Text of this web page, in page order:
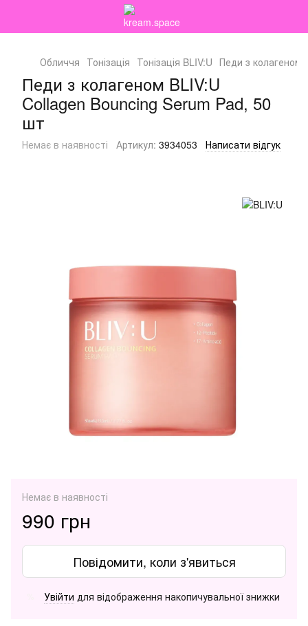
Обличчя Тонізація Тонізація BLIV:U Педи з колагеном
Педи з колагеном BLIV:U
Collagen Bouncing Serum Pad, 50
шт
Немає в наявності Артикул: 3934053 Написати відгук
Немає в наявності
990 грн
Повідомити, коли з'явиться
Увійти для відображення накопичувальної знижки